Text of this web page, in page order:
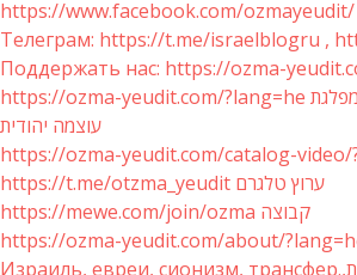
https://www.facebook.com/ozmayeudit/
Телеграм: https://t.me/israelblogru ,
Поддержать нас: https://ozma-
https://ozma-yeudit.com/?lang=he אתר תמיכה לא רשמי במפלגת
עוצמה יהודית
https://t.me/otzma_yeudit ערוץ טלגרם
https://mewe.com/join/ozma קבוצה
Израиль, евреи, сионизм, трансфер.ישראל, יהודים, ציונות,